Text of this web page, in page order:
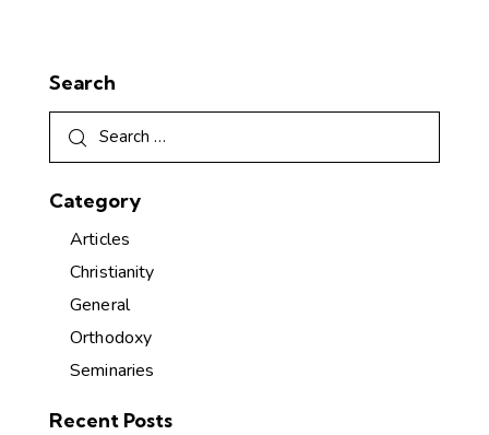
Search
Category
Articles
Christianity
General
Orthodoxy
Seminaries
Recent Posts